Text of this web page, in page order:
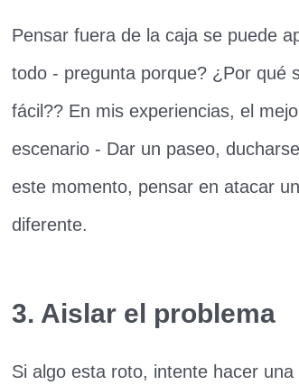
Pensar fuera de la caja se puede
todo - pregunta porque? ¿Por qué
fácil?? En mis experiencias, el
escenario - Dar un paseo,
este momento, pensar en atacar
diferente.
3. Aislar el problema
Si algo esta roto, intente hacer